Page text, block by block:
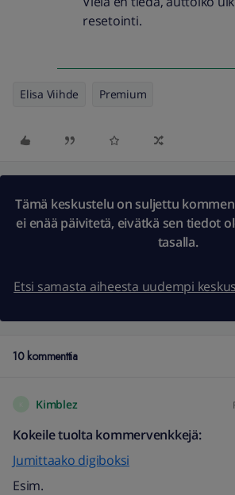
resetointi.
Elisa Viihde Premium
Tämä keskustelu on suljettu
ei enää päivitetä, eivätkä sen tiedot
tasalla.
Etsi samasta aiheesta uudempi
10 kommenttia
Kimblez
Kokeile tuolta kommervenkkejä:
Jumittaako digiboksi
Esim.